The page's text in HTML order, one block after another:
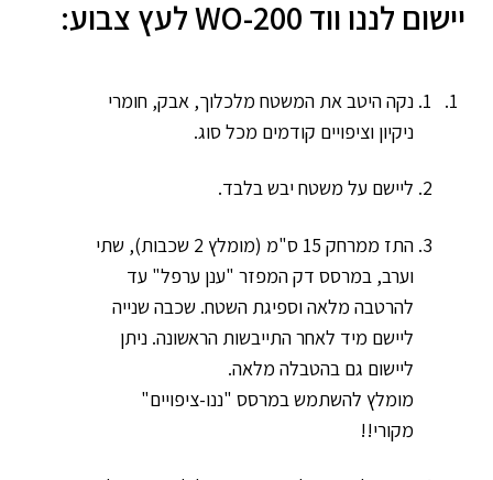
יישום לננו ווד WO-200 לעץ צבוע:
נקה היטב את המשטח מלכלוך, אבק, חומרי
ניקיון וציפויים קודמים מכל סוג.
ליישם על משטח יבש בלבד.
התז ממרחק 15 ס"מ (מומלץ 2 שכבות), שתי
וערב, במרסס דק המפזר "ענן ערפל" עד
להרטבה מלאה וספיגת השטח. שכבה שנייה
ליישם מיד לאחר התייבשות הראשונה. ניתן
ליישום גם בהטבלה מלאה.
​מומלץ להשתמש במרסס "ננו-ציפויים"
מקורי!!